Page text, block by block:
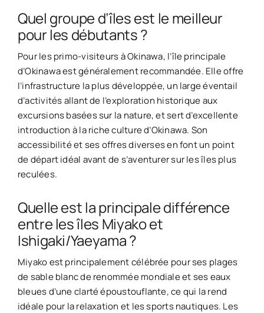
Quel groupe d’îles est le meilleur
pour les débutants ?
Pour les primo-visiteurs à Okinawa, l’île principale
d’Okinawa est généralement recommandée. Elle offre
l’infrastructure la plus développée, un large éventail
d’activités allant de l’exploration historique aux
excursions basées sur la nature, et sert d’excellente
introduction à la riche culture d’Okinawa. Son
accessibilité et ses offres diverses en font un point
de départ idéal avant de s’aventurer sur les îles plus
reculées.
Quelle est la principale différence
entre les îles Miyako et
Ishigaki/Yaeyama ?
Miyako est principalement célébrée pour ses plages
de sable blanc de renommée mondiale et ses eaux
bleues d’une clarté époustouflante, ce qui la rend
idéale pour la relaxation et les sports nautiques. Les